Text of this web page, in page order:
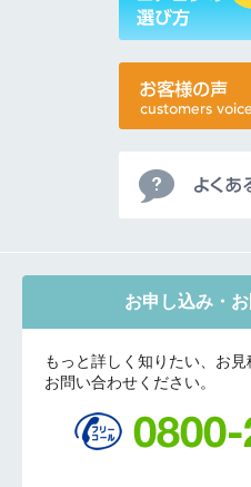
お申し込み・
もっと詳しく知りたい、お
お問い合わせください。